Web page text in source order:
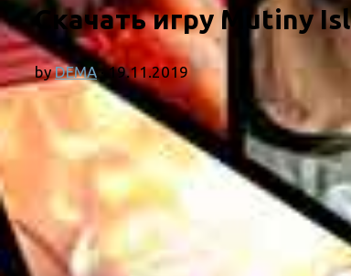
Скачать игру Mutiny
byDEMA ·19.11.2019